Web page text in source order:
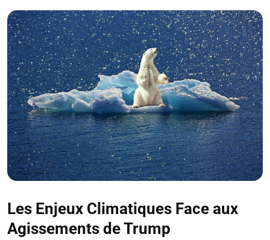
Les Enjeux Climatiques Face aux
Agissements de Trump